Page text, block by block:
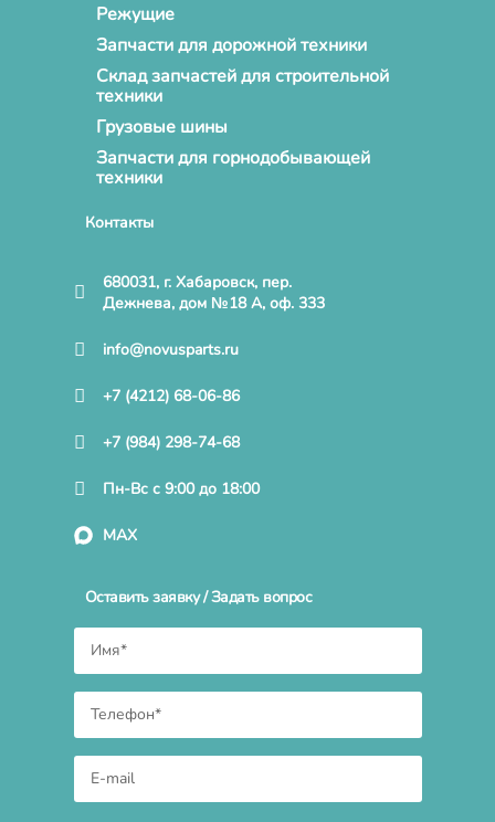
Режущие
Запчасти для дорожной техники
Склад запчастей для строительной
техники
Грузовые шины
Запчасти для горнодобывающей
техники
Контакты
680031, г. Хабаровск, пер.
Дежнева, дом №18 А, оф. 333
info@novusparts.ru
+7 (4212) 68-06-86
+7 (984) 298-74-68
Пн-Вс с 9:00 до 18:00
MAX
Оставить заявку / Задать вопрос